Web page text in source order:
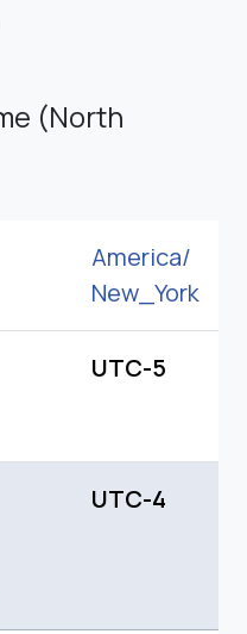
(North
America/
New_York
UTC-5
UTC-4